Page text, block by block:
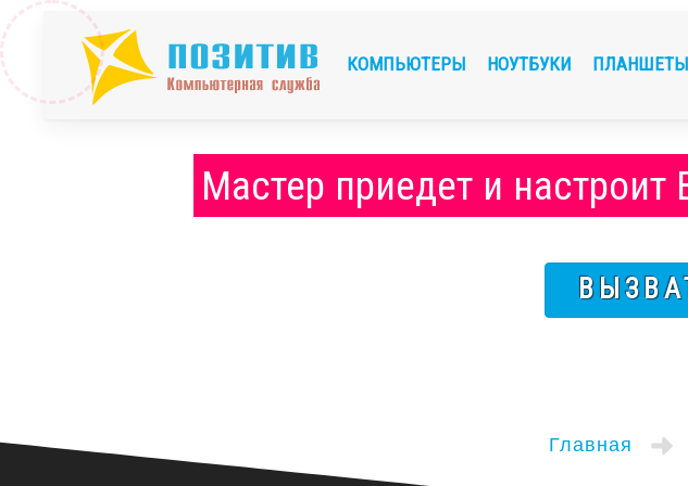
КОМПЬЮТЕРЫ НОУТБУКИ ПЛАНШЕТЫ
Мастер приедет и
Главная